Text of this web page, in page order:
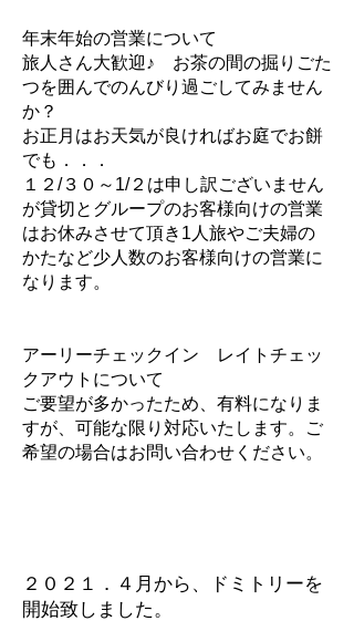
年末年始の営業について
​旅人さん大歓迎♪ お茶の間の掘りごた
つを囲んでのんびり過ごしてみません
か？
お正月はお天気が良ければお庭でお餅
でも．．．
１２/３０～1/２は申し訳ございません
が貸切とグループのお客様向けの営業
はお休みさせて頂き1人旅やご夫婦の
かたなど少人数の​お客様向けの営業に
なります。
アーリーチェックイン レイトチェッ
クアウトについて
ご要望が多かったため、有料になりま
すが、可能な限り対応いたします。ご
希望の場合はお問い合わせください。​​
２０２１．４月から、ドミトリーを
開始致しました。